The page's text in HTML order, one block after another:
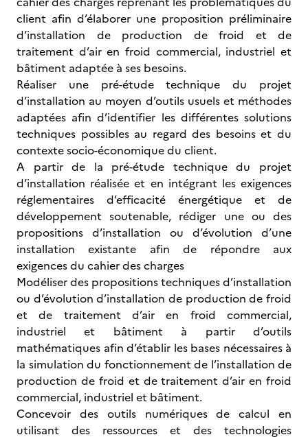
client afin d’élaborer une proposition préliminaire
d’installation de production de froid et de
traitement d’air en froid commercial, industriel et
bâtiment adaptée à ses besoins.
Réaliser une pré-étude technique du projet
d’installation au moyen d’outils usuels et méthodes
adaptées afin d’identifier les différentes solutions
techniques possibles au regard des besoins et du
contexte socio-économique du client.
A partir de la pré-étude technique du projet
d’installation réalisée et en intégrant les exigences
réglementaires d’efficacité énergétique et de
développement soutenable, rédiger une ou des
propositions d’installation ou d’évolution d’une
installation existante afin de répondre aux
exigences du cahier des charges
Modéliser des propositions techniques d’installation
ou d’évolution d’installation de production de froid
et de traitement d’air en froid commercial,
industriel et bâtiment à partir d’outils
mathématiques afin d’établir les bases nécessaires à
la simulation du fonctionnement de l’installation de
production de froid et de traitement d’air en froid
commercial, industriel et bâtiment.
Concevoir des outils numériques de calcul en
utilisant des ressources et des technologies